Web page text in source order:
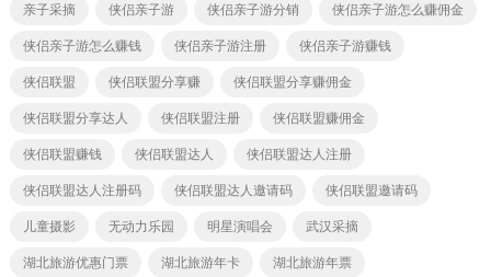
亲子采摘 侠侣亲子游 侠侣亲子游分销 侠侣亲子游怎么赚佣金
侠侣亲子游怎么赚钱 侠侣亲子游注册 侠侣亲子游赚钱
侠侣联盟 侠侣联盟分享赚 侠侣联盟分享赚佣金
侠侣联盟分享达人 侠侣联盟注册 侠侣联盟赚佣金
侠侣联盟赚钱 侠侣联盟达人 侠侣联盟达人注册
侠侣联盟达人注册码 侠侣联盟达人邀请码 侠侣联盟邀请码
儿童摄影 无动力乐园 明星演唱会 武汉采摘
湖北旅游优惠门票 湖北旅游年卡 湖北旅游年票